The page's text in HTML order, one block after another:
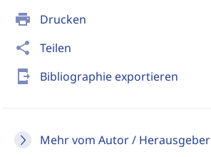
print Drucken
share Teilen
send_to_mobile Bibliographie exportieren
Mehr vom Autor / Herausgeber